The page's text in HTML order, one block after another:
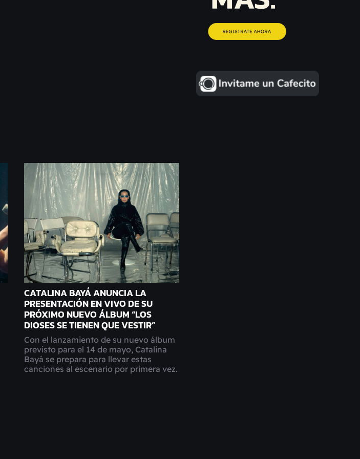
CATALINA BAYÁ ANUNCIA LA
PRESENTACIÓN EN VIVO DE SU
PRÓXIMO NUEVO ÁLBUM “LOS
DIOSES SE TIENEN QUE VESTIR”
Con el lanzamiento de su nuevo álbum
previsto para el 14 de mayo, Catalina
Bayá se prepara para llevar estas
canciones al escenario por primera vez.